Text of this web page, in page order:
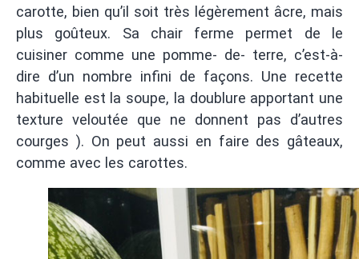
carotte, bien qu’il soit très légèrement âcre, mais
plus goûteux. Sa chair ferme permet de le
cuisiner comme une pomme- de- terre, c’est-à-
dire d’un nombre infini de façons. Une recette
habituelle est la soupe, la doublure apportant une
texture veloutée que ne donnent pas d’autres
courges ). On peut aussi en faire des gâteaux,
comme avec les carottes.